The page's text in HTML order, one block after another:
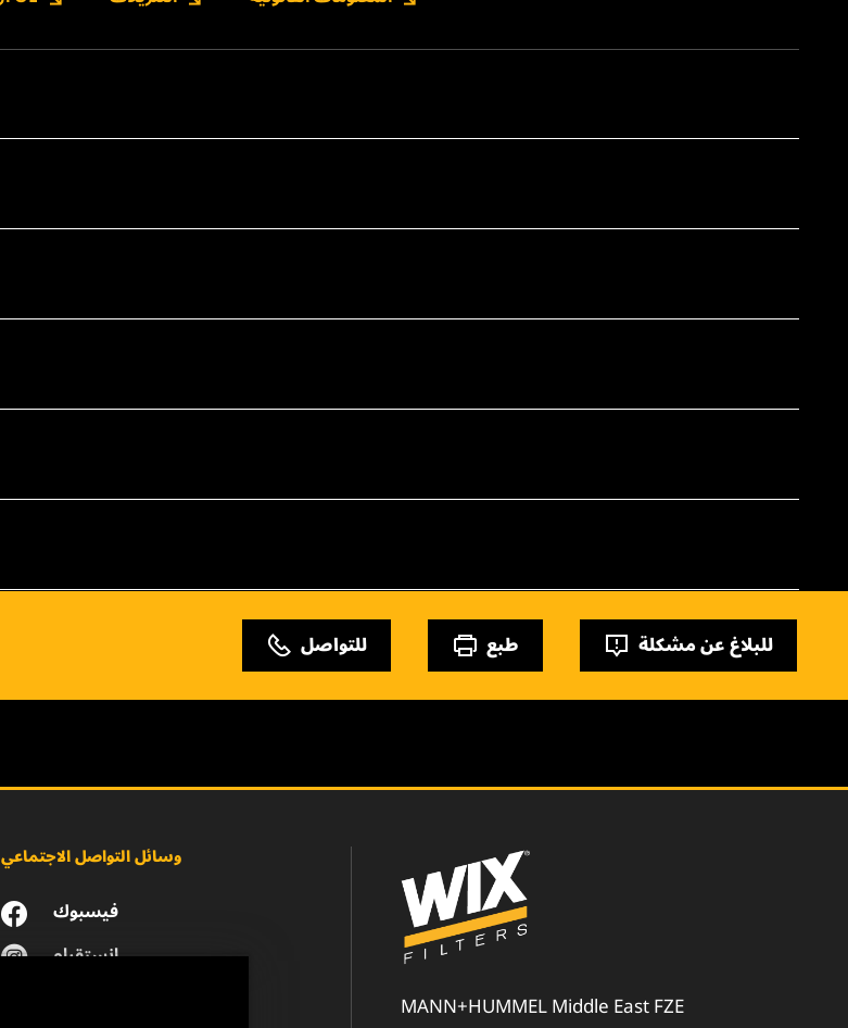
للتواصل طبع للبلاغ عن مشكلة
وسائل التواصل الاجتماعي
فيسبوك
انستقرام
MANN+HUMMEL Middle East FZE